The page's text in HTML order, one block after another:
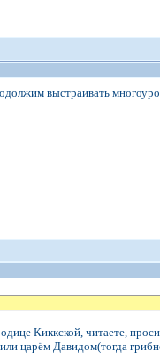
выстраивать
Киккской, читаете,
царём Давидом(тогда